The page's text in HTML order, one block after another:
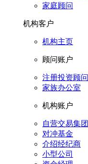
家庭顾问
机构客户
机构主页
顾问账户
注册投资顾问
家族办公室
机构账户
自营交易集团
对冲基金
介绍经纪商
小型公司